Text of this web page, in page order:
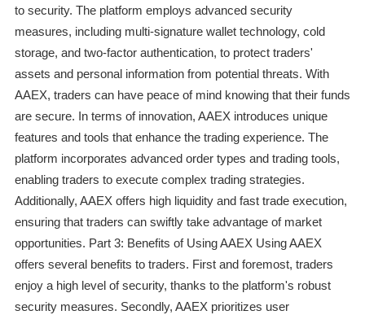
to security. The platform employs advanced security
measures, including multi-signature wallet technology, cold
storage, and two-factor authentication, to protect traders'
assets and personal information from potential threats. With
AAEX, traders can have peace of mind knowing that their funds
are secure. In terms of innovation, AAEX introduces unique
features and tools that enhance the trading experience. The
platform incorporates advanced order types and trading tools,
enabling traders to execute complex trading strategies.
Additionally, AAEX offers high liquidity and fast trade execution,
ensuring that traders can swiftly take advantage of market
opportunities. Part 3: Benefits of Using AAEX Using AAEX
offers several benefits to traders. First and foremost, traders
enjoy a high level of security, thanks to the platform's robust
security measures. Secondly, AAEX prioritizes user